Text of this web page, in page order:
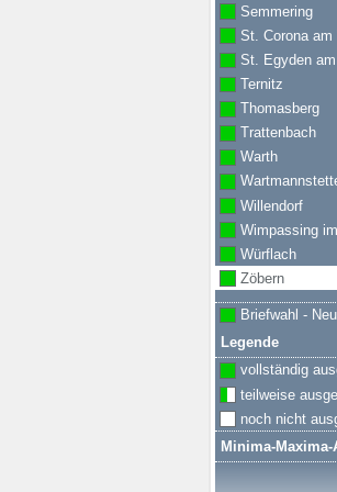
Semmering
St. Corona am
St. Egyden
Ternitz
Thomasberg
Trattenbach
Warth
Willendorf
Wimpassing
Würflach
Zöbern
Briefwahl -
Legende
vollständig
teilweise
noch nicht
Minima-Maxima-